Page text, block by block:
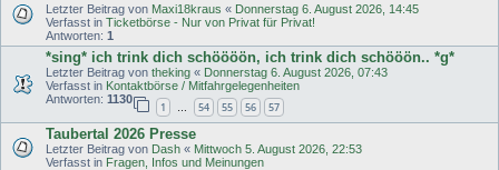
Letzter Beitrag von Maxi18kraus « Donnerstag 6. August 2026, 14:45
Verfasst in Ticketbörse - Nur von Privat für Privat!
Antworten: 1
*sing* ich trink dich schöööön, ich trink dich schööön.. *g*
Letzter Beitrag von theking « Donnerstag 6. August 2026, 07:43
Verfasst in Kontaktbörse / Mitfahrgelegenheiten
Antworten: 1130
1 … 54 55 56 57
Taubertal 2026 Presse
Letzter Beitrag von Dash « Mittwoch 5. August 2026, 22:53
Verfasst in Fragen, Infos und Meinungen